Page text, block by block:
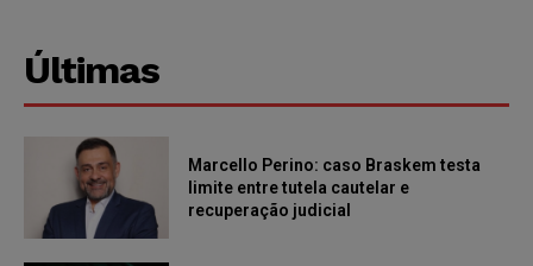
Últimas
Marcello Perino: caso Braskem testa
limite entre tutela cautelar e
recuperação judicial